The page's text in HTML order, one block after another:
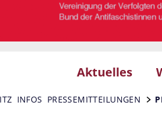
Aktuelles
INFOS PRESSEMITTEILUNGEN